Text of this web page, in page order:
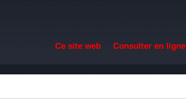
Ce site web Consulter en ligne